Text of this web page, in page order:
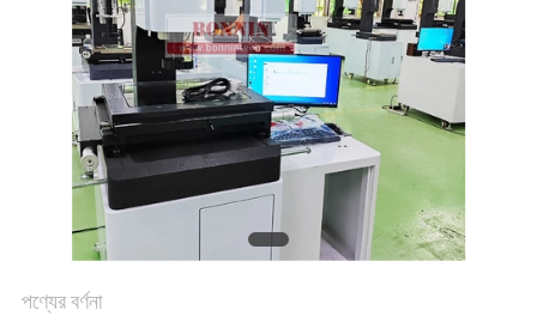
PRIVACY
POLICY
পণ্যের বর্ণনা